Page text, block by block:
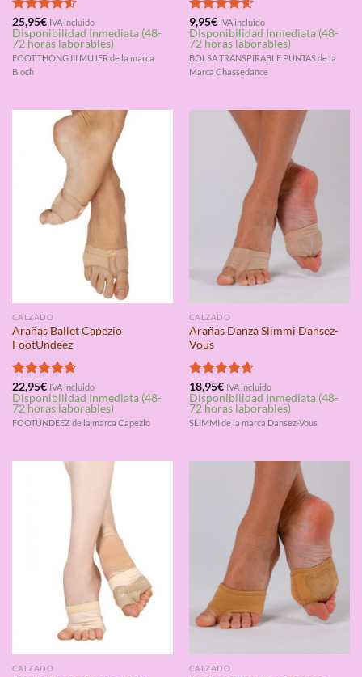
Valorado
con4.50
de 5
25,95€ IVA incluido
Disponibilidad Inmediata (48-
72 horas laborables)
FOOT THONG III MUJER de la marca
Bloch
Valorado
con4.60
de 5
9,95€ IVA incluido
Disponibilidad Inmediata (48-
72 horas laborables)
BOLSA TRANSPIRABLE PUNTAS de la
Marca Chassedance
CALZADO
Arañas Ballet Capezio
FootUndeez
Valorado
con4.67
de 5
22,95€ IVA incluido
Disponibilidad Inmediata (48-
72 horas laborables)
FOOTUNDEEZ de la marca Capezio
CALZADO
Arañas Danza Slimmi Dansez-
Vous
Valorado
con4.67
de 5
18,95€ IVA incluido
Disponibilidad Inmediata (48-
72 horas laborables)
SLIMMI de la marca Dansez-Vous
CALZADO CALZADO